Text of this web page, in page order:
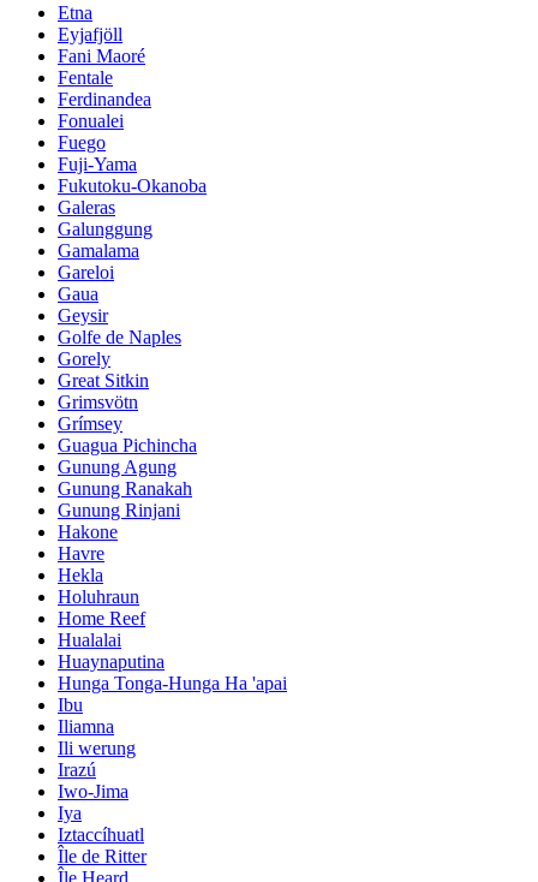
Etna
Eyjafjöll
Fani Maoré
Fentale
Ferdinandea
Fonualei
Fuego
Fuji-Yama
Fukutoku-Okanoba
Galeras
Galunggung
Gamalama
Gareloi
Gaua
Geysir
Golfe de Naples
Gorely
Great Sitkin
Grimsvötn
Grímsey
Guagua Pichincha
Gunung Agung
Gunung Ranakah
Gunung Rinjani
Hakone
Havre
Hekla
Holuhraun
Home Reef
Hualalai
Huaynaputina
Hunga Tonga-Hunga Ha 'apai
Ibu
Iliamna
Ili werung
Irazú
Iwo-Jima
Iya
Iztaccíhuatl
Île de Ritter